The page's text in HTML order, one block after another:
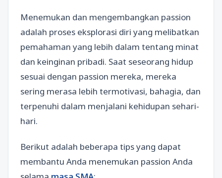
Menemukan dan mengembangkan passion
adalah proses eksplorasi diri yang melibatkan
pemahaman yang lebih dalam tentang minat
dan keinginan pribadi. Saat seseorang hidup
sesuai dengan passion mereka, mereka
sering merasa lebih termotivasi, bahagia, dan
terpenuhi dalam menjalani kehidupan sehari-
hari.
Berikut adalah beberapa tips yang dapat
membantu Anda menemukan passion Anda